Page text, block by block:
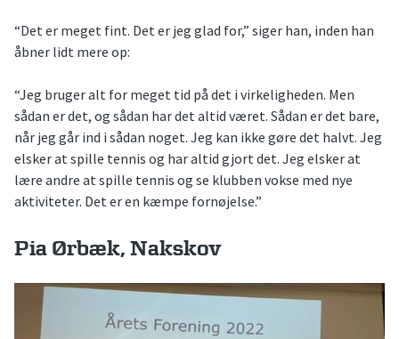
“Det er meget fint. Det er jeg glad for,” siger han, inden han
åbner lidt mere op:
“Jeg bruger alt for meget tid på det i virkeligheden. Men
sådan er det, og sådan har det altid været. Sådan er det bare,
når jeg går ind i sådan noget. Jeg kan ikke gøre det halvt. Jeg
elsker at spille tennis og har altid gjort det. Jeg elsker at
lære andre at spille tennis og se klubben vokse med nye
aktiviteter. Det er en kæmpe fornøjelse.”
Pia Ørbæk, Nakskov